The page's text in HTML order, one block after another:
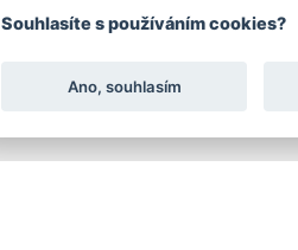
Praha 4 - Nusle, 140 00
Souhlasíte s používáním cookies?
Ano, souhlasím